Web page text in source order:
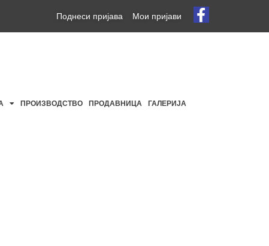
Поднеси пријава Мои пријави
ПРОИЗВОДСТВО ПРОДАВНИЦА ГАЛЕРИЈА